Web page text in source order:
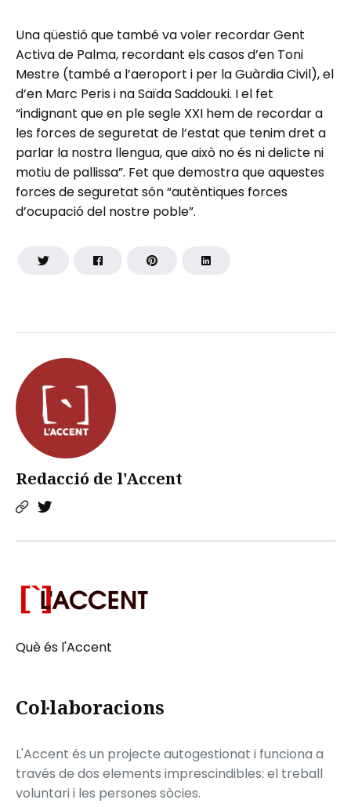
Redacció de l'Accent
Una qüestió que també va voler recordar Gent
Activa de Palma, recordant els casos d’en Toni
Mestre (també a l’aeroport i per la Guàrdia Civil), el
d’en Marc Peris i na Saïda Saddouki. I el fet
“indignant que en ple segle XXI hem de recordar a
les forces de seguretat de l’estat que tenim dret a
parlar la nostra llengua, que això no és ni delicte ni
motiu de pallissa”. Fet que demostra que aquestes
forces de seguretat són “autèntiques forces
d’ocupació del nostre poble”.
Què és l'Accent
Col·laboracions
L'Accent és un projecte autogestionat i funciona a
través de dos elements imprescindibles: el treball
voluntari i les persones sòcies.